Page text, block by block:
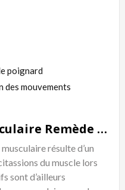
poignard
des mouvements
Causes Douleur Musculaire Remède Naturel
résulte d’un
du muscle lors
sont d’ailleurs